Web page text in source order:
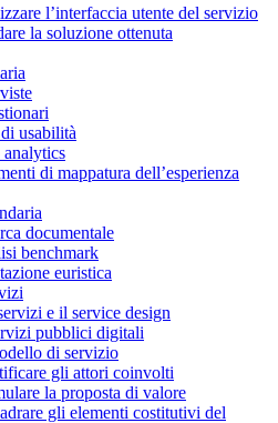
l’interfaccia utente del servizio
la soluzione ottenuta
usabilità
di mappatura dell’esperienza
documentale
benchmark
euristica
e il service design
pubblici digitali
di servizio
gli attori coinvolti
la proposta di valore
gli elementi costitutivi del